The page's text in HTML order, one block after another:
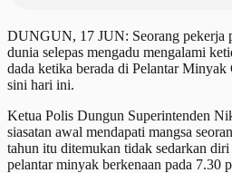
DUNGUN, 17 JUN: Seorang pekerja
dunia selepas mengadu mengalami
dada ketika berada di Pelantar
sini hari ini.
Ketua Polis Dungun Superintenden
siasatan awal mendapati mangsa
tahun itu ditemukan tidak sedarkan
pelantar minyak berkenaan pada 7.30